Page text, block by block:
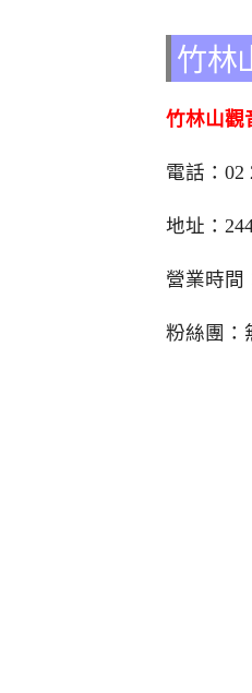
竹林
竹林山觀
電話： 02
地址：
營業時間
粉絲團：